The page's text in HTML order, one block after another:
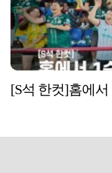
[S석 한컷]홈에